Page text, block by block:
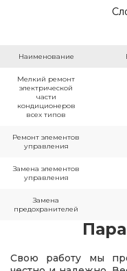
Наименование
Мелкий ремонт
электрической
части
кондиционеров
всех типов
Ремонт элементов
управления
Замена элементов
управления
Замена
предохранителей
Свою работу мы